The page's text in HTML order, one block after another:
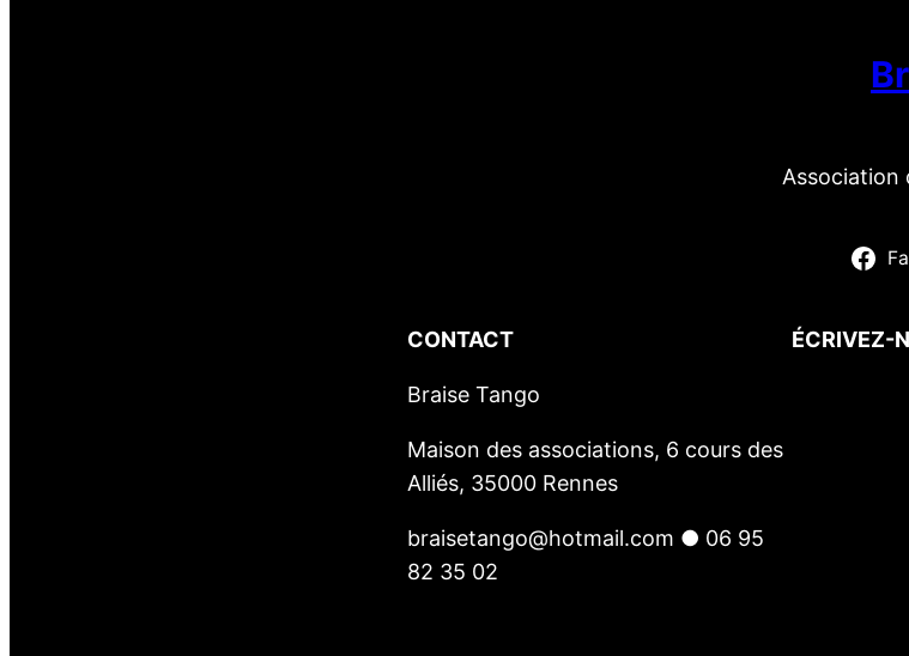
Association
CONTACT
Braise Tango
Maison des associations, 6 cours des
Alliés, 35000 Rennes
braisetango@hotmail.com ● 06 95
82 35 02
ÉCRIVEZ-